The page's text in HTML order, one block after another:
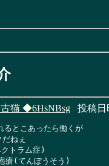
猫 ◆6HsNBsg 投稿日
とこあったら働くが
ねぇ
トラム症)
瘡(てんぽうそう)